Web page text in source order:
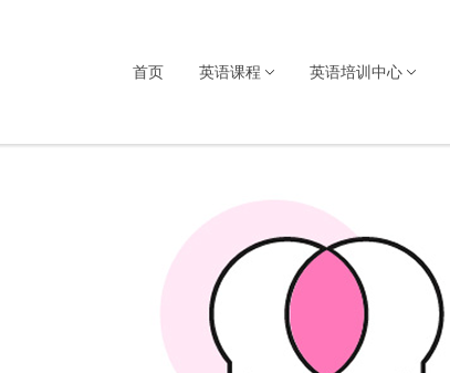
首页 英语课程 英语培训中心